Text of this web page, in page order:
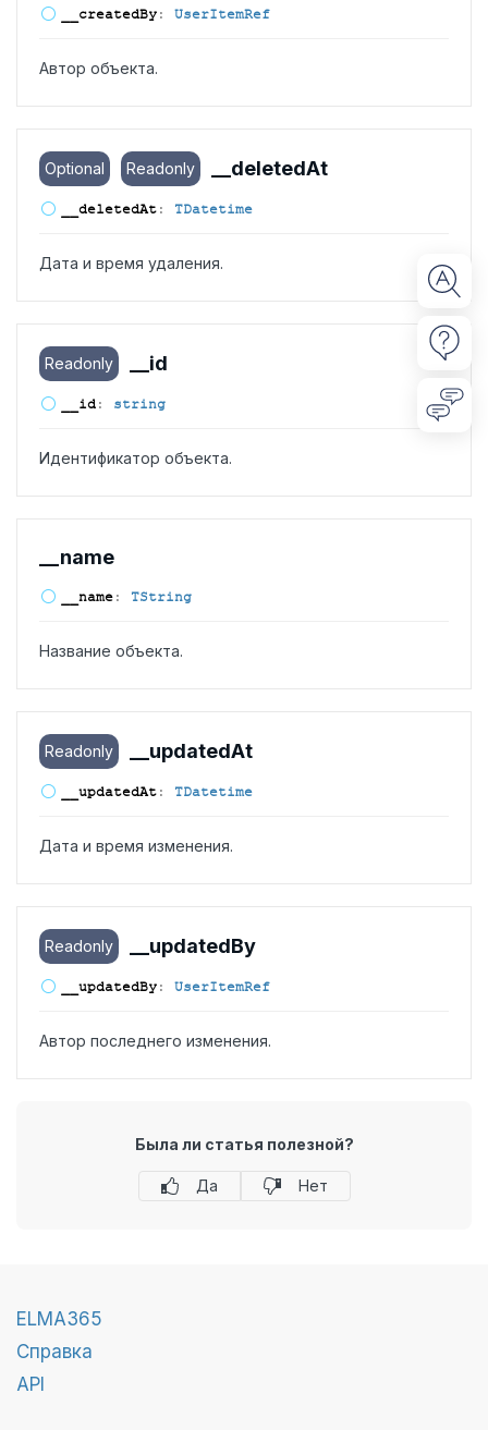
__createdBy: UserItemRef
Автор объекта.
Optional Readonly __deletedAt
__deletedAt: TDatetime
Дата и время удаления.
Readonly __id
__id: string
Идентификатор объекта.
__name
__name: TString
Название объекта.
Readonly __updatedAt
__updatedAt: TDatetime
Дата и время изменения.
Readonly __updatedBy
__updatedBy: UserItemRef
Автор последнего изменения.
Была ли статья полезной?
Да Нет
ELMA365
Справка
API